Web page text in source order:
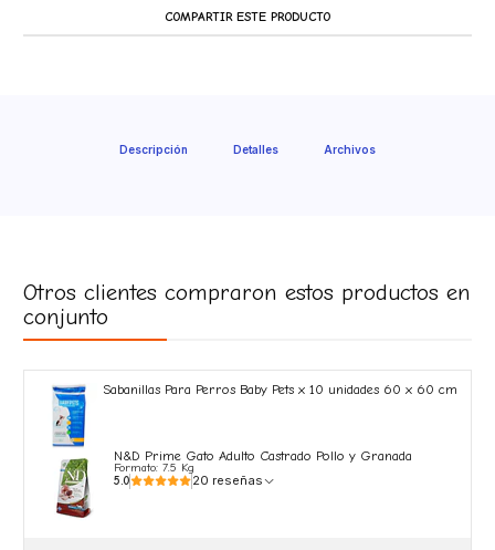
COMPARTIR ESTE PRODUCTO
Descripción Detalles Archivos
Otros clientes compraron estos productos en
conjunto
Sabanillas Para Perros Baby Pets x 10 unidades 60 x 60 cm
N&D Prime Gato Adulto Castrado Pollo y Granada
Formato: 7.5 Kg
5.0
20 reseñas